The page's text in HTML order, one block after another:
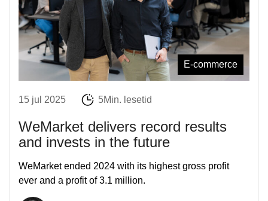
E-commerce
15 jul 2025 5Min. lesetid
WeMarket delivers record results
and invests in the future
WeMarket ended 2024 with its highest gross profit
ever and a profit of 3.1 million.